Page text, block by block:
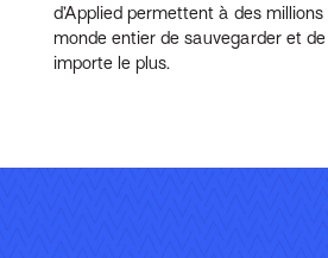
d’Applied permettent à des
monde entier de sauvegarder et
importe le plus.